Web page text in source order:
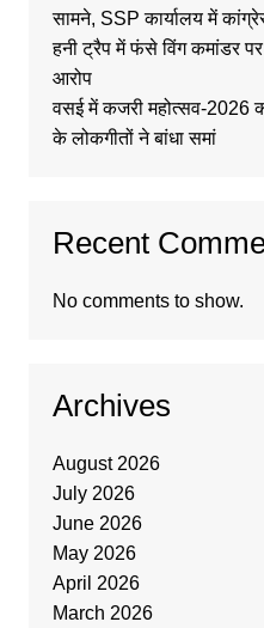
सामने, SSP कार्यालय में
हनी ट्रैप में फंसे विंग कमांडर
आरोप
वसई में कजरी महोत्सव-2026
के लोकगीतों ने बांधा समां
Recent
No comments to show.
Archives
August 2026
July 2026
June 2026
May 2026
April 2026
March 2026